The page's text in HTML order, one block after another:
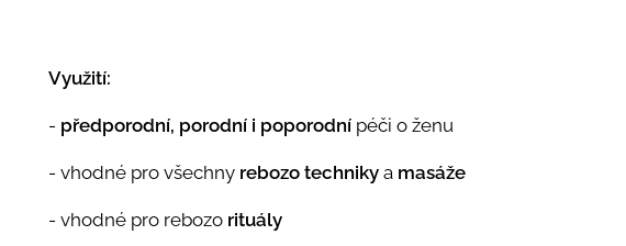
Využití:
- předporodní, porodní i poporodní péči o ženu
- vhodné pro všechny rebozo technikya masáže
- vhodné pro rebozo rituály